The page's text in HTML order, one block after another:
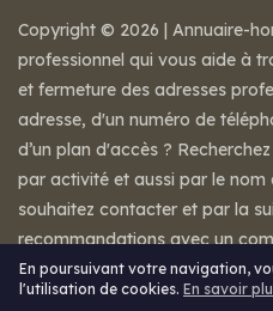
En poursuivant votre navigation,
l'utilisation de cookies. En savoir
Copyright © 2026 | Annuaire-
professionnel qui vous aide à
et fermeture des adresses
adresse, d'un numéro de
d’un plan d'accès ?
par activité et aussi par le nom
souhaitez contacter et par la
recommandations avec un
Mentions légales-Conditions